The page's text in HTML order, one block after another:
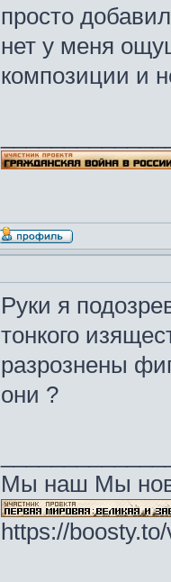
просто
нет у меня
композиции и
Руки я
тонкого
разрознены
они ?
Мы наш Мы
https://